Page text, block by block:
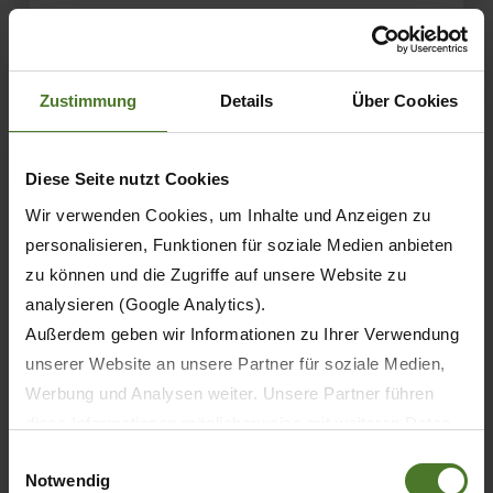
Zustimmung Details Über Cookies
Diese Seite nutzt Cookies
Wir verwenden Cookies, um Inhalte und Anzeigen zu
personalisieren, Funktionen für soziale Medien anbieten
zu können und die Zugriffe auf unsere Website zu
analysieren (Google Analytics).
Außerdem geben wir Informationen zu Ihrer Verwendung
unserer Website an unsere Partner für soziale Medien,
Werbung und Analysen weiter. Unsere Partner führen
sie im Rahmen Ihrer Nutzung der Dienste gesammelt
Notwendig
04.09.2025